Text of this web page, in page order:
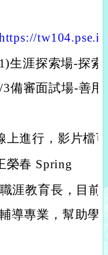
生涯探索場-探
備審面試場-善
上進行，影片檔
榮春 Spring
涯教育長，目前
導專業，幫助學